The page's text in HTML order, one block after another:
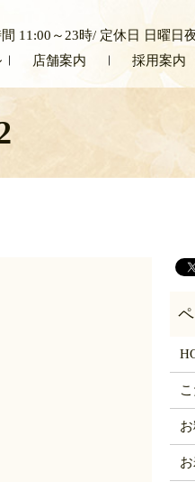
間 11:00～23時/ 定休日 日
店舗案内 採用案内
お